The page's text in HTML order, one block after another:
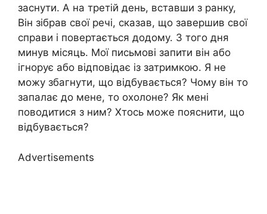
заснути. А на третій день, вставши з ранку,
Він зібрав свої речі, сказав, що завершив свої
справи і повертається додому. З того дня
минув місяць. Мої письмові запити він або
ігнорує або відповідає із затримкою. Я не
можу збагнути, що відбувається? Чому він то
запалає до мене, то охолоне? Як мені
поводитися з ним? Хтось може пояснити, що
відбувається?
Advertisements